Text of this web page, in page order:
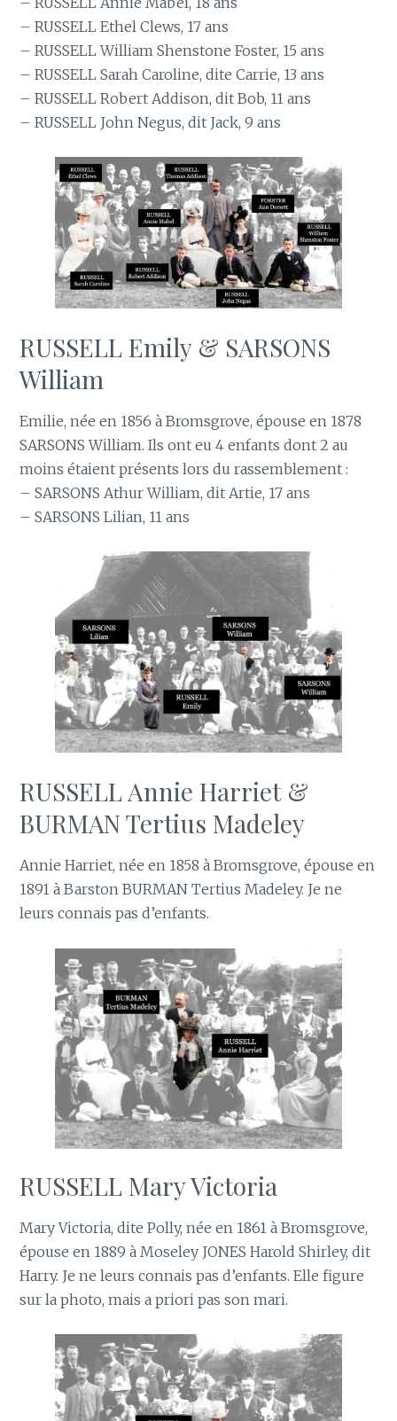
– RUSSELL Ethel Clews, 17 ans
– RUSSELL William Shenstone Foster, 15 ans
– RUSSELL Sarah Caroline, dite Carrie, 13 ans
– RUSSELL Robert Addison, dit Bob, 11 ans
– RUSSELL John Negus, dit Jack, 9 ans
RUSSELL Emily & SARSONS
William
Emilie, née en 1856 à Bromsgrove, épouse en 1878
SARSONS William. Ils ont eu 4 enfants dont 2 au
moins étaient présents lors du rassemblement :
– SARSONS Athur William, dit Artie, 17 ans
– SARSONS Lilian, 11 ans
RUSSELL Annie Harriet &
BURMAN Tertius Madeley
Annie Harriet, née en 1858 à Bromsgrove, épouse en
1891 à Barston BURMAN Tertius Madeley. Je ne
leurs connais pas d’enfants.
RUSSELL Mary Victoria
Mary Victoria, dite Polly, née en 1861 à Bromsgrove,
épouse en 1889 à Moseley JONES Harold Shirley, dit
Harry. Je ne leurs connais pas d’enfants. Elle figure
sur la photo, mais a priori pas son mari.